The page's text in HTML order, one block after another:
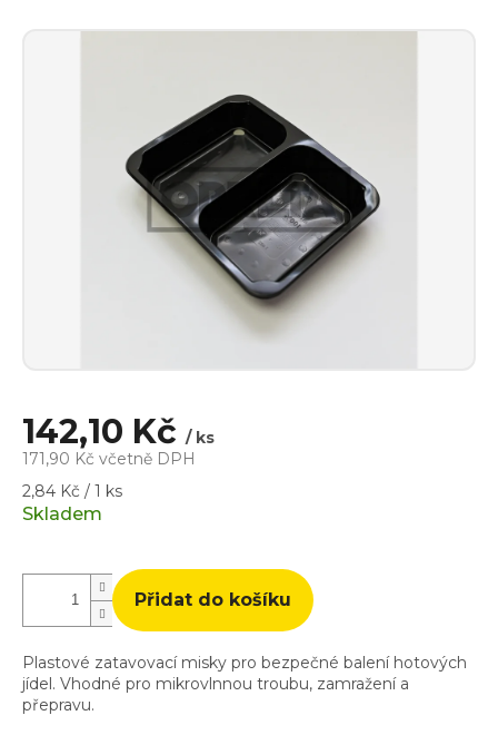
142,10 Kč / ks
171,90 Kč včetně DPH
Měrná
cena:
2,84 Kč / 1 ks
Skladem
Přidat do košíku
Plastové zatavovací misky pro bezpečné balení hotových
jídel. Vhodné pro mikrovlnnou troubu, zamražení a
přepravu.